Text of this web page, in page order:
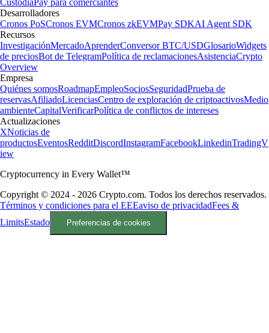
Custodia Pay para comerciantes
Desarrolladores
Cronos PoSCronos EVMCronos zkEVMPay SDKAI Agent SDK
Recursos
InvestigaciónMercadoAprenderConversor BTC/USDGlosarioWidgets
de preciosBot de TelegramPolítica de reclamacionesAsistenciaCrypto
Overview
Empresa
Quiénes somosRoadmapEmpleoSociosSeguridadPrueba de
reservasAfiliadoLicenciasCentro de exploración de criptoactivosMedio
ambienteCapitalVerificarPolítica de conflictos de intereses
Actualizaciones
XNoticias de
productosEventosRedditDiscordInstagramFacebookLinkedinTradingV
iew
Cryptocurrency in Every Wallet™
Copyright © 2024 - 2026 Crypto.com. Todos los derechos reservados.
Términos y condiciones para el EEEaviso de privacidadFees &
LimitsEstado Preferencias de cookies